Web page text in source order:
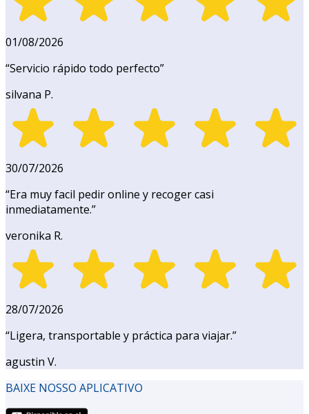
01/08/2026
“Servicio rápido todo perfecto”
silvana P.
30/07/2026
“Era muy facil pedir online y recoger casi
inmediatamente.”
veronika R.
28/07/2026
“Ligera, transportable y práctica para viajar.”
agustin V.
BAIXE NOSSO APLICATIVO